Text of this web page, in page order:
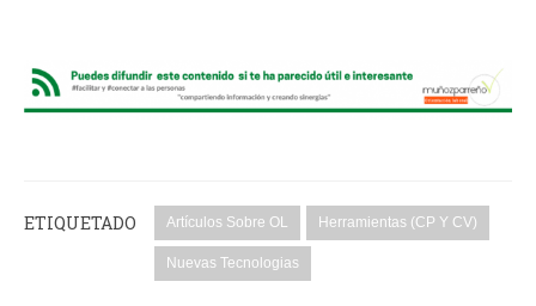
ETIQUETADO Artículos Sobre OL Herramientas (CP Y CV)
Nuevas Tecnologias